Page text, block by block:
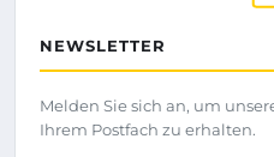
NEWSLETTER
Melden Sie sich an, um
Ihrem Postfach zu erhalten.